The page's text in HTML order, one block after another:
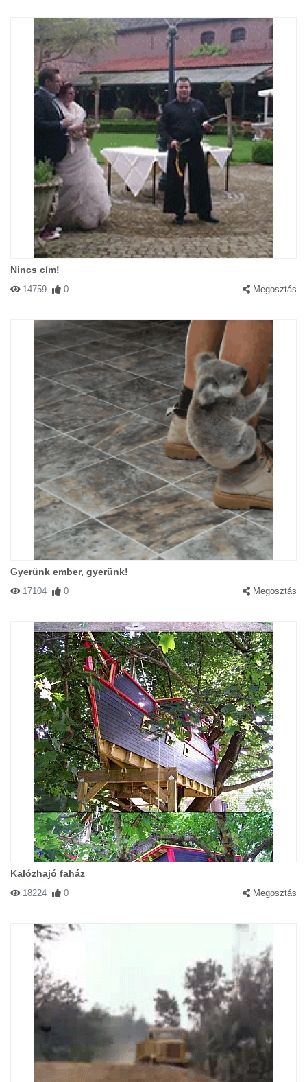
Nincs cím!
14759 0 Megosztás
Gyerünk ember, gyerünk!
17104 0 Megosztás
Kalózhajó faház
18224 0 Megosztás